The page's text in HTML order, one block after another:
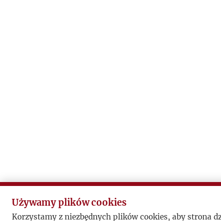
Używamy plików cookies
Korzystamy z niezbędnych plików cookies, aby strona